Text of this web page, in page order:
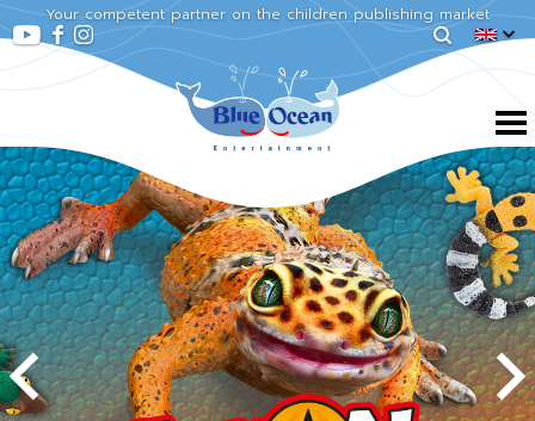
Your competent partner on the children publishing market